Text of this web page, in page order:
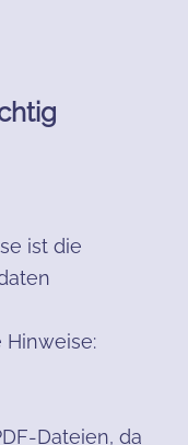
ist die
Dateien, da